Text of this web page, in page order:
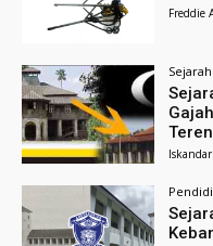
Freddie
Sejarah